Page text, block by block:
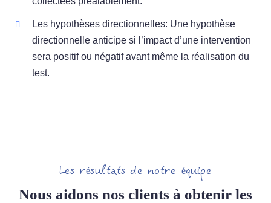
Les hypothèses directionnelles: Une hypothèse
directionnelle anticipe si l’impact d’une intervention
sera positif ou négatif avant même la réalisation du
test.
Les résultats de notre équipe
Nous aidons nos clients à obtenir les